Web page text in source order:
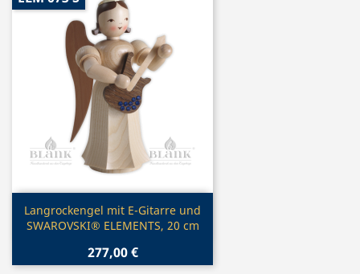
Vorschau
Langrockengel mit E-Gitarre und
SWAROVSKI® ELEMENTS, 20 cm
277,00 €